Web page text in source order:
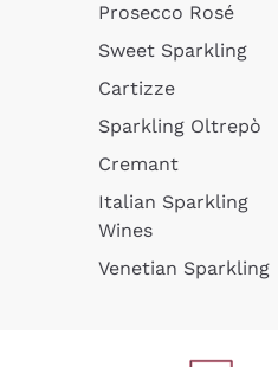
Prosecco Rosé
Sweet Sparkling
Cartizze
Sparkling Oltrepò
Cremant
Italian Sparkling
Wines
Venetian Sparkling